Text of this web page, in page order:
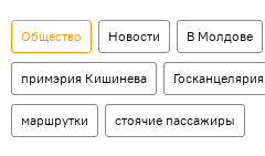
Общество Новости В Молдове
примэрия Кишинева Госканцелярия
маршрутки стоячие пассажиры